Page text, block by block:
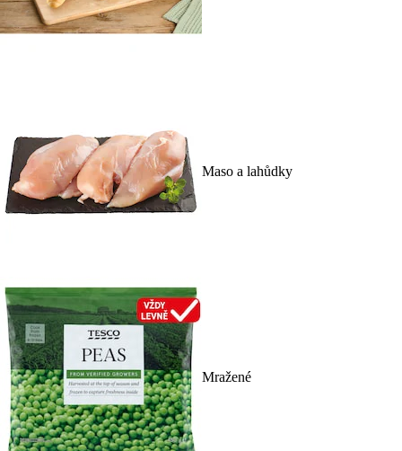
Maso a lahůdky
Mražené